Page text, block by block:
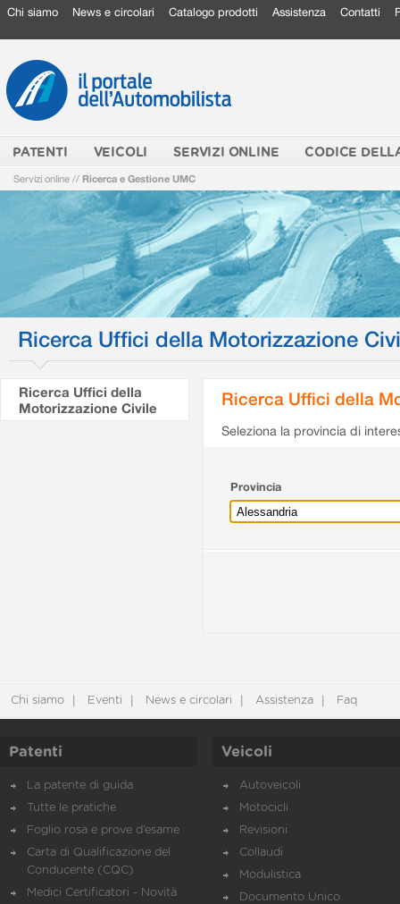
Chi siamo News e circolari Catalogo prodotti Assistenza Contatti
PATENTI VEICOLI SERVIZI ONLINE CODICE
Servizi online // Ricerca e Gestione UMC
Ricerca Uffici della Motorizzazione
Ricerca Uffici della
Motorizzazione Civile
Ricerca Uffici della
Seleziona la provincia di
Provincia
Chi siamo Eventi News e circolari Assistenza Faq
Patenti
La patente di guida
Tutte le pratiche
Foglio rosa e prove d’esame
Carta di Qualificazione del
Conducente (CQC)
Medici Certificatori - Novità
Veicoli
Autoveicoli
Motocicli
Revisioni
Collaudi
Modulistica
Documento Unico